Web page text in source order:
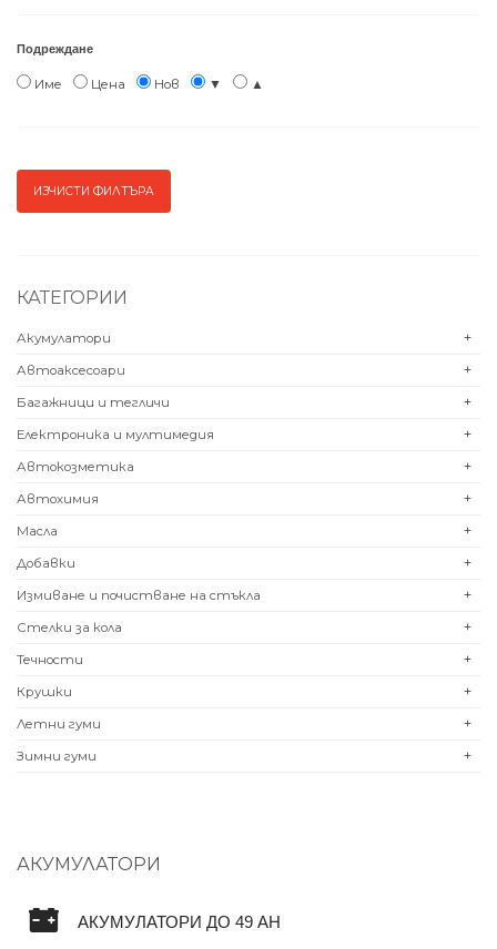
Подреждане
Име Цена Нов ▼ ▲
КАТЕГОРИИ
+
Акумулатори
+
Автоаксесоари
+
Багажници и тегличи
+
Електроника и мултимедия
+
Автокозметика
+
Автохимия
+
Масла
+
Добавки
+
Измиване и почистване на стъкла
+
Стелки за кола
+
Течности
+
Крушки
+
Летни гуми
+
Зимни гуми
АКУМУЛАТОРИ
АКУМУЛАТОРИ ДО 49 AH